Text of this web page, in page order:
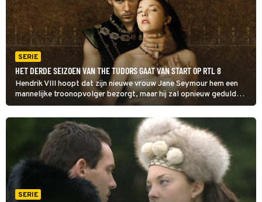
SERIE
HET DERDE SEIZOEN VAN THE TUDORS GAAT VAN START OP RTL 8
Hendrik VIII hoopt dat zijn nieuwe vrouw Jane Seymour hem een
mannelijke troonopvolger bezorgt, maar hij zal opnieuw geduld
moeten hebben. In The Tudors groeit in het noorden de onvrede
over Hendriks optreden tegen de katholieke kerk.
SERIE